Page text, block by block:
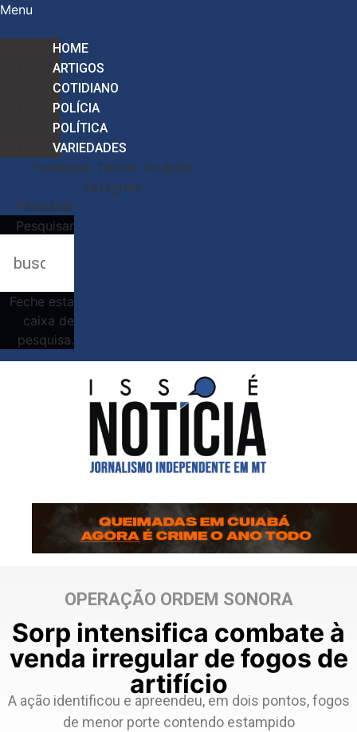
Menu
HOME
ARTIGOS
COTIDIANO
POLÍCIA
POLÍTICA
VARIEDADES
Facebook Twitter Youtube
Instagram
Pesquisar
Pesquisar
Feche esta
caixa de
pesquisa.
OPERAÇÃO ORDEM SONORA
Sorp intensifica combate à
venda irregular de fogos de
artifício
A ação identificou e apreendeu, em dois pontos, fogos
de menor porte contendo estampido